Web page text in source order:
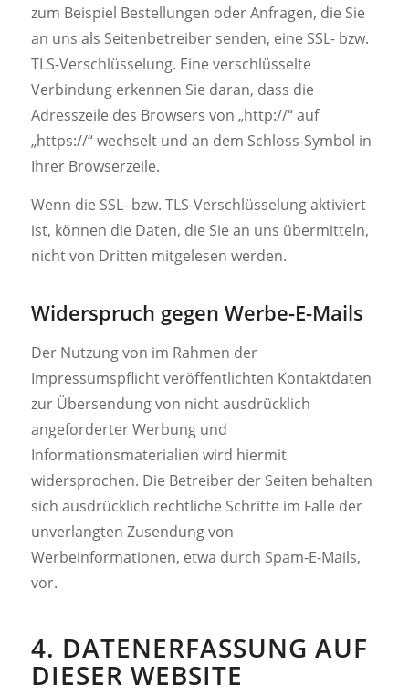
zum Beispiel Bestellungen oder Anfragen, die Sie
an uns als Seitenbetreiber senden, eine SSL- bzw.
TLS-Verschlüsselung. Eine verschlüsselte
Verbindung erkennen Sie daran, dass die
Adresszeile des Browsers von „http://“ auf
„https://“ wechselt und an dem Schloss-Symbol in
Ihrer Browserzeile.
Wenn die SSL- bzw. TLS-Verschlüsselung aktiviert
ist, können die Daten, die Sie an uns übermitteln,
nicht von Dritten mitgelesen werden.
Widerspruch gegen Werbe-E-Mails
Der Nutzung von im Rahmen der
Impressumspflicht veröffentlichten Kontaktdaten
zur Übersendung von nicht ausdrücklich
angeforderter Werbung und
Informationsmaterialien wird hiermit
widersprochen. Die Betreiber der Seiten behalten
sich ausdrücklich rechtliche Schritte im Falle der
unverlangten Zusendung von
Werbeinformationen, etwa durch Spam-E-Mails,
vor.
4. DATENERFASSUNG AUF
DIESER WEBSITE